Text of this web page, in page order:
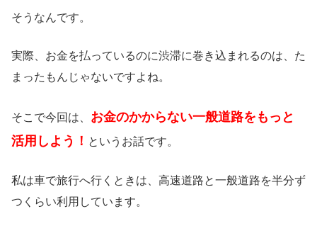
そうなんです。
実際、お金を払っているのに渋滞に巻き込まれるのは、た
まったもんじゃないですよね。
そこで今回は、 お金のかからない一般道路をもっと
活用しよう！ というお話です。
私は車で旅行へ行くときは、高速道路と一般道路を半分ず
つくらい利用しています。